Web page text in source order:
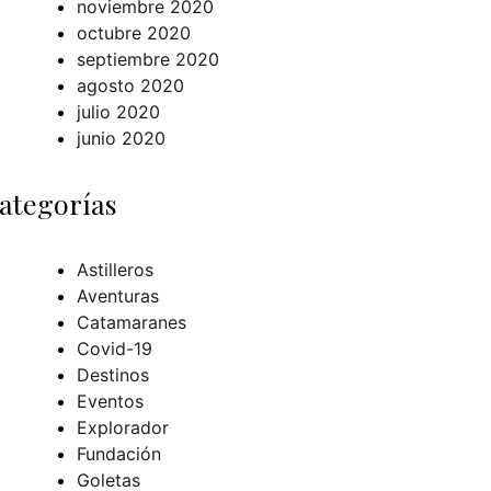
noviembre 2020
octubre 2020
septiembre 2020
agosto 2020
julio 2020
junio 2020
Astilleros
Aventuras
Catamaranes
Covid-19
Destinos
Eventos
Explorador
Fundación
Goletas